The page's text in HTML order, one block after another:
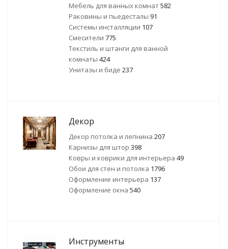
Мебель для ванных комнат582
Раковины и пьедесталы 91
Системы инсталляции 107
Смесители 775
Текстиль и штанги для ванной
комнаты 424
Унитазы и биде 237
Декор
Декор потолка и лепнина 207
Карнизы для штор 398
Ковры и коврики для интерьера 49
Обои для стен и потолка 1796
Оформление интерьера 137
Оформление окна 540
Инструменты